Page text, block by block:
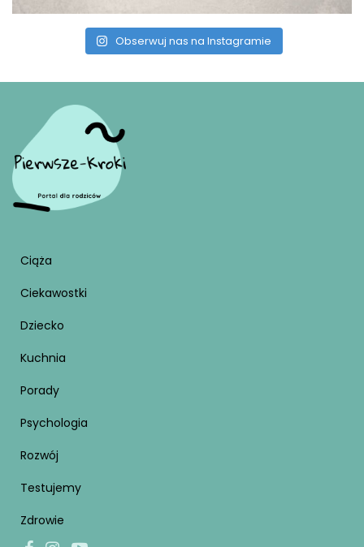
Obserwuj nas na Instagramie
Ciąża
Ciekawostki
Dziecko
Kuchnia
Porady
Psychologia
Rozwój
Testujemy
Zdrowie